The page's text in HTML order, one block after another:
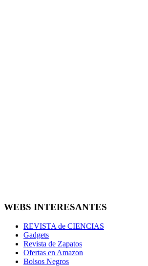
WEBS INTERESANTES
REVISTA de CIENCIAS
Gadgets
Revista de Zapatos
Ofertas en Amazon
Bolsos Negros